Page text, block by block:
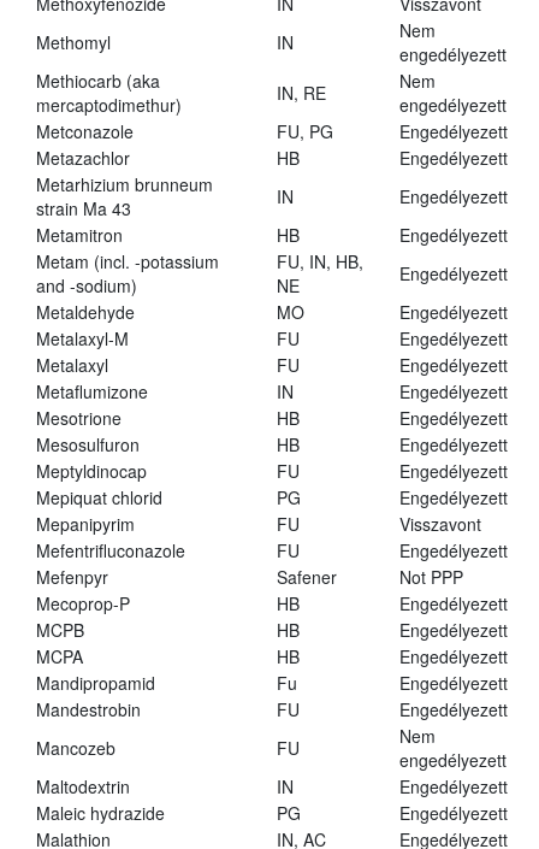
Methomyl
IN
Nem
engedélyezett
Methiocarb (aka
mercaptodimethur)
IN, RE
Nem
engedélyezett
Metconazole
FU, PG
Engedélyezett
Metazachlor
HB
Engedélyezett
Metarhizium brunneum
strain Ma 43
IN
Engedélyezett
Metamitron
HB
Engedélyezett
Metam (incl. -potassium
and -sodium)
FU, IN, HB,
NE
Engedélyezett
Metaldehyde
MO
Engedélyezett
Metalaxyl-M
FU
Engedélyezett
Metalaxyl
FU
Engedélyezett
Metaflumizone
IN
Engedélyezett
Mesotrione
HB
Engedélyezett
Mesosulfuron
HB
Engedélyezett
Meptyldinocap
FU
Engedélyezett
Mepiquat chlorid
PG
Engedélyezett
Mepanipyrim
FU
Visszavont
Mefentrifluconazole
FU
Engedélyezett
Mefenpyr
Safener
Not PPP
Mecoprop-P
HB
Engedélyezett
MCPB
HB
Engedélyezett
MCPA
HB
Engedélyezett
Mandipropamid
Fu
Engedélyezett
Mandestrobin
FU
Engedélyezett
Mancozeb
FU
Nem
engedélyezett
Maltodextrin
IN
Engedélyezett
Maleic hydrazide
PG
Engedélyezett
Malathion
IN, AC Engedélyezett